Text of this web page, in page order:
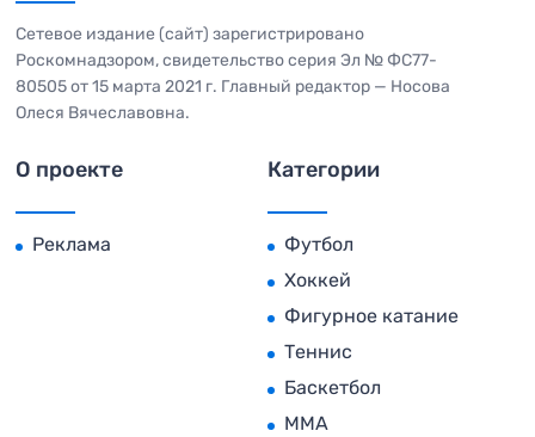
Сетевое издание (сайт) зарегистрировано
Роскомнадзором, свидетельство серия Эл № ФС77-
80505 от 15 марта 2021 г. Главный редактор — Носова
Олеся Вячеславовна.
О проекте
Реклама
Категории
Футбол
Хоккей
Фигурное катание
Теннис
Баскетбол
MMA